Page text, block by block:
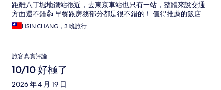
距離八丁堀地鐵站很近，去東京車站也只有一站，整體來說交通
方面還不錯👍 早餐跟房務部分都是很不錯的！ 值得推薦的飯店
HSIN CHANG，3 晚旅行
旅客真實評論
10/10 好極了
2026 年 4 月 19 日